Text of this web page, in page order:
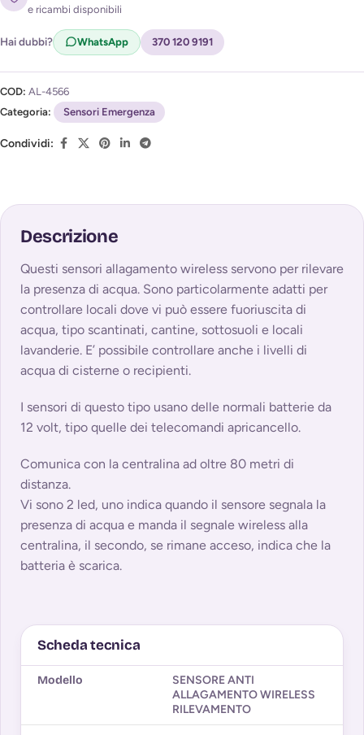
Acconsento al trattamento dei miei dati per ricevere
l'avviso di disponibilità (
Privacy Policy)
e ricambi disponibili
Hai dubbi? WhatsApp 370 120 9191
COD: AL-4566
Categoria:
Sensori Emergenza
Condividi:
Descrizione
Questi sensori allagamento wireless servono per rilevare
la presenza di acqua. Sono particolarmente adatti per
controllare locali dove vi può essere fuoriuscita di
acqua, tipo scantinati, cantine, sottosuoli e locali
lavanderie. E’ possibile controllare anche i livelli di
acqua di cisterne o recipienti.
I sensori di questo tipo usano delle normali batterie da
12 volt, tipo quelle dei telecomandi apricancello.
Comunica con la centralina ad oltre 80 metri di
distanza.
Vi sono 2 led, uno indica quando il sensore segnala la
presenza di acqua e manda il segnale wireless alla
centralina, il secondo, se rimane acceso, indica che la
batteria è scarica.
Scheda tecnica
Modello
SENSORE ANTI
ALLAGAMENTO WIRELESS
RILEVAMENTO